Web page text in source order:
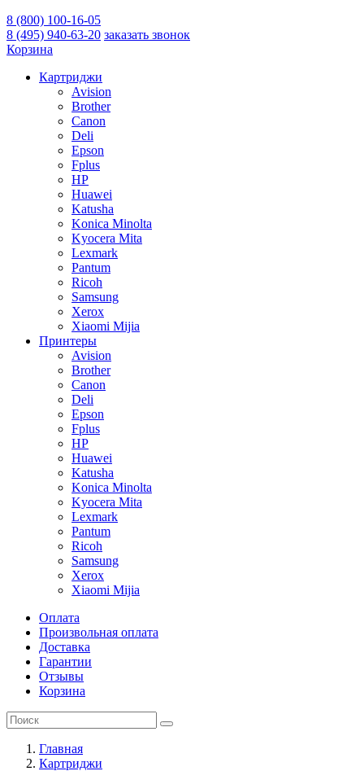
8 (800) 100-16-05
8 (495) 940-63-20 заказать звонок
Корзина
Картриджи
Avision
Brother
Canon
Deli
Epson
Fplus
HP
Huawei
Katusha
Konica Minolta
Kyocera Mita
Lexmark
Pantum
Ricoh
Samsung
Xerox
Xiaomi Mijia
Принтеры
Avision
Brother
Canon
Deli
Epson
Fplus
HP
Huawei
Katusha
Konica Minolta
Kyocera Mita
Lexmark
Pantum
Ricoh
Samsung
Xerox
Xiaomi Mijia
Оплата
Произвольная оплата
Доставка
Гарантии
Отзывы
Корзина
Главная
Картриджи